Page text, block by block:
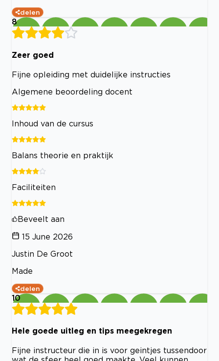
delen
8
Zeer goed
Fijne opleiding met duidelijke instructies
Algemene beoordeling docent
Inhoud van de cursus
Balans theorie en praktijk
Faciliteiten
Beveelt aan
15 June 2026
Justin De Groot
Made
delen
10
Hele goede uitleg en tips meegekregen
Fijne instructeur die in is voor geintjes tussendoor